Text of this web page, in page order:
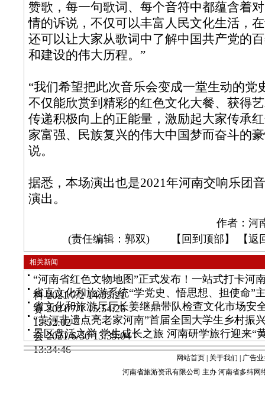
赞歌，每一句歌词、每个音符中都蕴含着
情的诉说，不仅可以丰富人民文化生活，
还可以让大家从歌词中了解中国共产党的
和建设的伟大历程。”
“我们希望把此次音乐会变成一堂生动的党
不仅能欣赏到精彩的红色文化大餐、获得
传递积极向上的正能量，激励起大家传承
家富强、民族复兴的伟大中国梦而奋斗的
说。
据悉，本场演出也是2021年河南交响乐团
演出。
作者：河
(责任编辑：郭双) 【 回到顶部 】 【返
相关新闻
“河南省红色文物地图”正式发布！一站式打卡河
科2021/7/2 14:55:21
省直文化和旅游系统“学党史、悟思想、担使命”
赛2021/7/1 15:54:26
省文化和旅游厅厅长姜继鼎带队检查文化市场安
15:52:02
“黄河非遗点亮老家河南”首届全国大学生乡村振
会2021/6/30 13:39:04
景区盘活之举 学生成长之旅 河南研学旅行迎来“
13:34:46
网站首页 关于我们
广告
河南省旅游资讯有限公司 主办 河南省多纬